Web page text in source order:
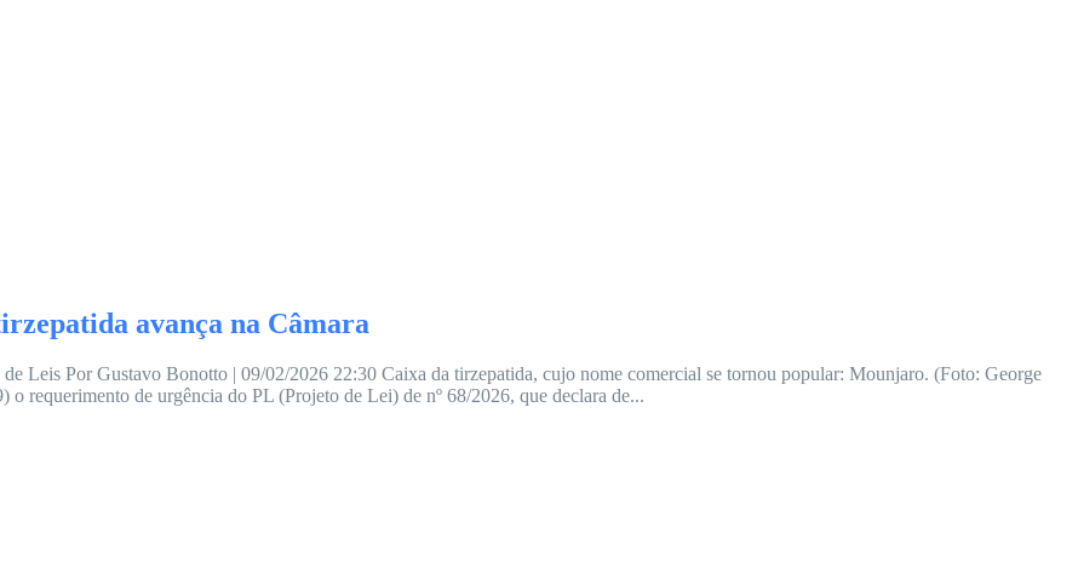
avança na Câmara
Leis Por Gustavo Bonotto | 09/02/2026 22:30 Caixa da tirzepatida, cujo nome comercial se tornou popular: Mounjaro. (Foto: George
requerimento de urgência do PL (Projeto de Lei) de nº 68/2026, que declara de...